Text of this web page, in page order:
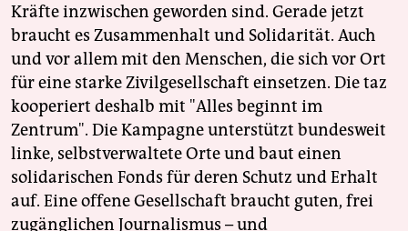
Kräfte inzwischen geworden sind. Gerade jetzt
braucht es Zusammenhalt und Solidarität. Auch
und vor allem mit den Menschen, die sich vor Ort
für eine starke Zivilgesellschaft einsetzen. Die taz
kooperiert deshalb mit "Alles beginnt im
Zentrum". Die Kampagne unterstützt bundesweit
linke, selbstverwaltete Orte und baut einen
solidarischen Fonds für deren Schutz und Erhalt
auf. Eine offene Gesellschaft braucht guten, frei
zugänglichen Journalismus – und